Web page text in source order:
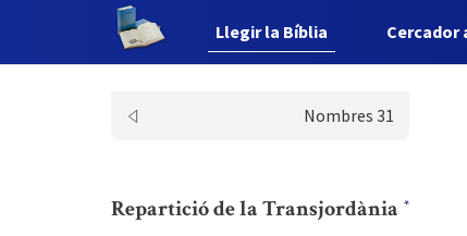
Llegir la Bíblia Cercador
Nombres 31
Repartició de la Transjordània *